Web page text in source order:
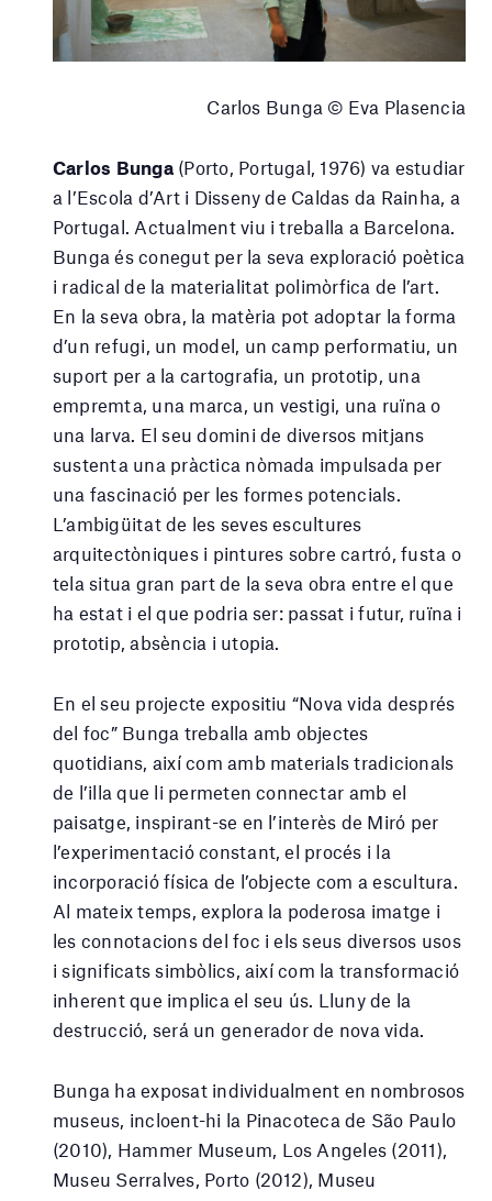
Carlos Bunga © Eva Plasencia
Carlos Bunga(Porto, Portugal, 1976) va estudiar
a l’Escola d’Art i Disseny de Caldas da Rainha, a
Portugal. Actualment viu i treballa a Barcelona.
Bunga és conegut per la seva exploració poètica
i radical de la materialitat polimòrfica de l’art.
En la seva obra, la matèria pot adoptar la forma
d’un refugi, un model, un camp performatiu, un
suport per a la cartografia, un prototip, una
empremta, una marca, un vestigi, una ruïna o
una larva. El seu domini de diversos mitjans
sustenta una pràctica nòmada impulsada per
una fascinació per les formes potencials.
L’ambigüitat de les seves escultures
arquitectòniques i pintures sobre cartró, fusta o
tela situa gran part de la seva obra entre el que
ha estat i el que podria ser: passat i futur, ruïna i
prototip, absència i utopia.
En el seu projecte expositiu “Nova vida després
del foc” Bunga treballa amb objectes
quotidians, així com amb materials tradicionals
de l’illa que li permeten connectar amb el
paisatge, inspirant-se en l’interès de Miró per
l’experimentació constant, el procés i la
incorporació física de l’objecte com a escultura.
Al mateix temps, explora la poderosa imatge i
les connotacions del foc i els seus diversos usos
i significats simbòlics, així com la transformació
inherent que implica el seu ús. Lluny de la
destrucció, será un generador de nova vida.
Bunga ha exposat individualment en nombrosos
museus, incloent-hi la Pinacoteca de São Paulo
(2010), Hammer Museum, Los Angeles (2011),
Museu Serralves, Porto (2012), Museu